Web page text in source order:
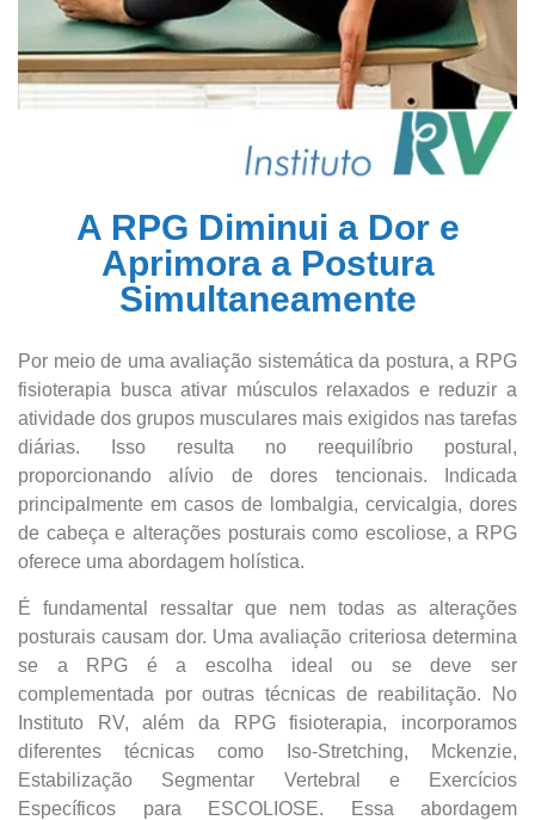
A RPG Diminui a Dor e
Aprimora a Postura
Simultaneamente
Por meio de uma avaliação sistemática da postura, a RPG
fisioterapia busca ativar músculos relaxados e reduzir a
atividade dos grupos musculares mais exigidos nas tarefas
diárias. Isso resulta no reequilíbrio postural,
proporcionando alívio de dores tencionais. Indicada
principalmente em casos de lombalgia, cervicalgia, dores
de cabeça e alterações posturais como escoliose, a RPG
oferece uma abordagem holística.
É fundamental ressaltar que nem todas as alterações
posturais causam dor. Uma avaliação criteriosa determina
se a RPG é a escolha ideal ou se deve ser
complementada por outras técnicas de reabilitação. No
Instituto RV, além da RPG fisioterapia, incorporamos
diferentes técnicas como Iso-Stretching, Mckenzie,
Estabilização Segmentar Vertebral e Exercícios
Específicos para ESCOLIOSE. Essa abordagem